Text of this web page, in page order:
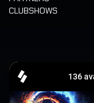
CLUBSHOWS